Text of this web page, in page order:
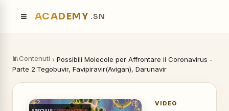
≡ ACADEMY .SN
Contenuti › Possibili Molecole per Affrontare il Coronavirus -
Parte 2:Tegobuvir, Favipiravir(Avigan), Darunavir
VIDEO